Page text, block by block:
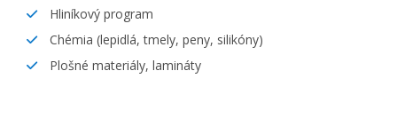
Hliníkový program
Chémia (lepidlá, tmely, peny, silikóny)
Plošné materiály, lamináty